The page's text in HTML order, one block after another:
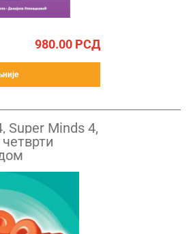
980.00 РСД
Super Minds 4,